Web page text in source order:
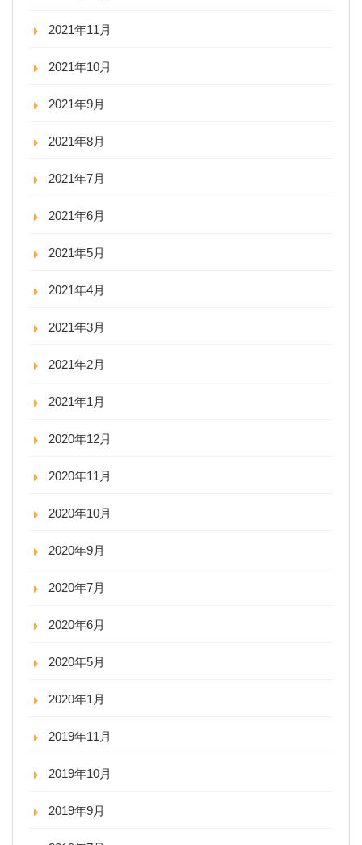
2021年11月
2021年10月
2021年9月
2021年8月
2021年7月
2021年6月
2021年5月
2021年4月
2021年3月
2021年2月
2021年1月
2020年12月
2020年11月
2020年10月
2020年9月
2020年7月
2020年6月
2020年5月
2020年1月
2019年11月
2019年10月
2019年9月